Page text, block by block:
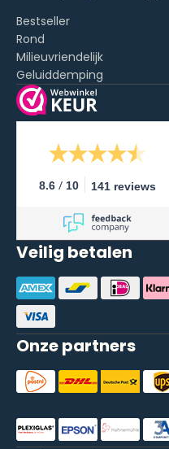
Bestseller
Rond
Milieuvriendelijk
Geluiddemping
8.6 / 10 141 reviews
Veilig betalen
Onze partners